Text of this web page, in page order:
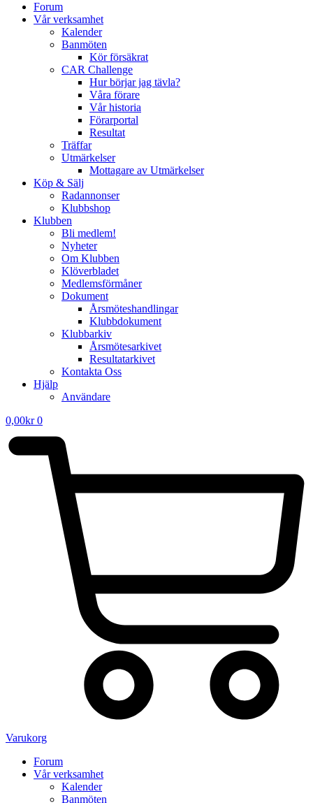
Forum
Vår verksamhet
Kalender
Banmöten
Kör försäkrat
CAR Challenge
Hur börjar jag tävla?
Våra förare
Vår historia
Förarportal
Resultat
Träffar
Utmärkelser
Mottagare av Utmärkelser
Köp & Sälj
Radannonser
Klubbshop
Klubben
Bli medlem!
Nyheter
Om Klubben
Klöverbladet
Medlemsförmåner
Dokument
Årsmöteshandlingar
Klubbdokument
Klubbarkiv
Årsmötesarkivet
Resultatarkivet
Kontakta Oss
Hjälp
Användare
0,00kr 0
Varukorg
Forum
Vår verksamhet
Kalender
Banmöten